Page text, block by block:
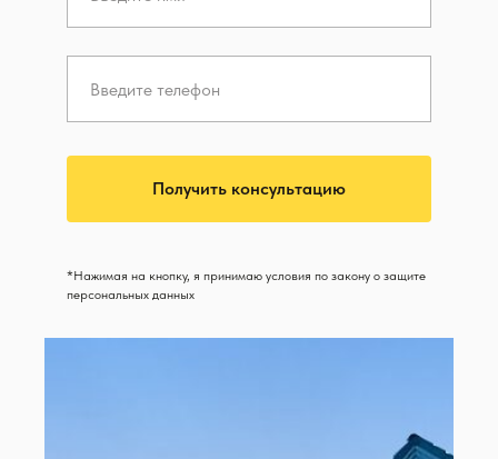
Получить консультацию
*Нажимая на кнопку, я принимаю условия по закону о защите
персональных данных